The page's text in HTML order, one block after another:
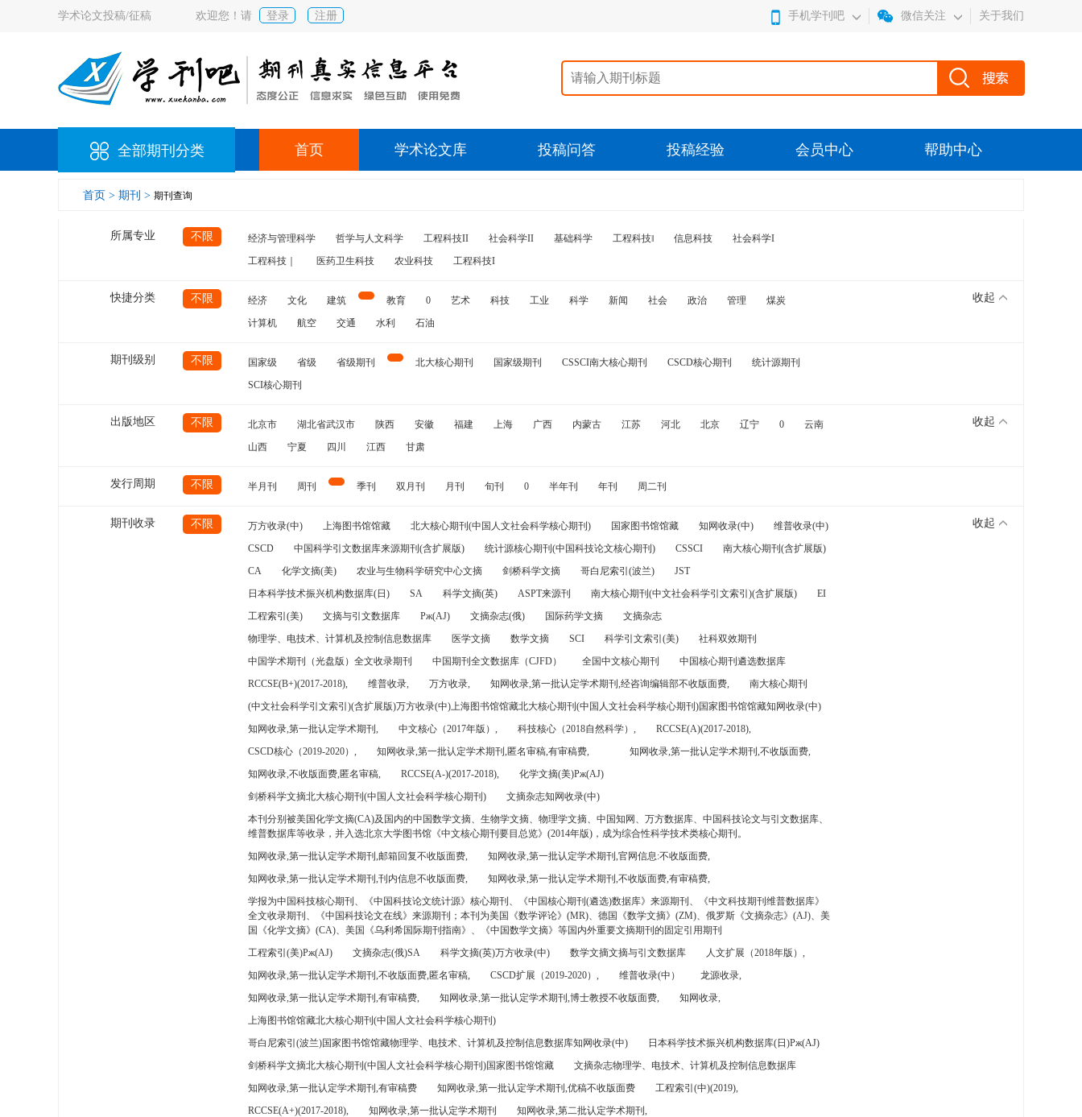
学术论文投稿/征稿 欢迎您！请 登录 注册 手机学刊吧 微信关注 关于我们
全部期刊分类 首页 学术论文库 投稿问答 投稿经验 会员中心 帮助中心
首页 > 期刊 > 期刊查询
所属专业 不限 经济与管理科学 哲学与人文科学 工程科技II 社会科学II 基础科学 工程科技‖ 信息科技
社会科学I
工程科技｜
医药卫生科技 农业科技 工程科技I
快捷分类 不限 经济 文化 建筑 教育 0 艺术 科技 工业 科学 新闻 社会 政治 管理
煤炭
计算机
航空 交通 水利 石油
收起
期刊级别 不限 国家级 省级 省级期刊 北大核心期刊 国家级期刊 CSSCI南大核心期刊 CSCD核心期刊
统计源期刊
SCI核心期刊
出版地区 不限 北京市 湖北省武汉市 陕西 安徽 福建 上海 广西 内蒙古 江苏 河北 北京 辽宁 0
云南
山西
宁夏 四川 江西 甘肃
收起
发行周期 不限 半月刊 周刊 季刊 双月刊 月刊 旬刊 0 半年刊 年刊 周二刊
期刊收录 不限 万方收录(中) 上海图书馆馆藏 北大核心期刊(中国人文社会科学核心期刊) 国家图书馆馆藏 知网收录(中)
维普收录(中)
CSCD
中国科学引文数据库来源期刊(含扩展版) 统计源核心期刊(中国科技论文核心期刊) CSSCI
南大核心期刊(含扩展版)
CA
化学文摘(美) 农业与生物科学研究中心文摘 剑桥科学文摘 哥白尼索引(波兰)
JST
日本科学技术振兴机构数据库(日)
SA 科学文摘(英) ASPT来源刊 南大核心期刊(中文社会科学引文索引)(含扩展版)
EI
工程索引(美)
文摘与引文数据库 Pж(AJ) 文摘杂志(俄) 国际药学文摘
文摘杂志
物理学、电技术、计算机及控制信息数据库
医学文摘 数学文摘 SCI 科学引文索引(美)
社科双效期刊
中国学术期刊（光盘版）全文收录期刊
中国期刊全文数据库（CJFD） 全国中文核心期刊
中国核心期刊遴选数据库
RCCSE(B+)(2017-2018),
维普收录, 万方收录, 知网收录,第一批认定学术期刊,经咨询编辑部不收版面费,
南大核心期刊
(中文社会科学引文索引)(含扩展版)万方收录(中)上海图书馆馆藏北大核心期刊(中国人文社会科学核心期刊)国家图书馆馆藏知网收录(中)
知网收录,第一批认定学术期刊,
中文核心（2017年版）, 科技核心（2018自然科学）,
RCCSE(A)(2017-2018),
CSCD核心（2019-2020）,
知网收录,第一批认定学术期刊,匿名审稿,有审稿费,
知网收录,第一批认定学术期刊,不收版面费,
知网收录,不收版面费,匿名审稿,
RCCSE(A-)(2017-2018),
化学文摘(美)Pж(AJ)
剑桥科学文摘北大核心期刊(中国人文社会科学核心期刊)
文摘杂志知网收录(中)
本刊分别被美国化学文摘(CA)及国内的中国数学文摘、生物学文摘、物理学文摘、中国知网、万方数据库、中国科技论文与引文数据库、
维普数据库等收录，并入选北京大学图书馆《中文核心期刊要目总览》(2014年版)，成为综合性科学技术类核心期刊。
知网收录,第一批认定学术期刊,邮箱回复不收版面费,
知网收录,第一批认定学术期刊,官网信息:不收版面费,
知网收录,第一批认定学术期刊,刊内信息不收版面费,
知网收录,第一批认定学术期刊,不收版面费,有审稿费,
学报为中国科技核心期刊、《中国科技论文统计源》核心期刊、《中国核心期刊(遴选)数据库》来源期刊、《中文科技期刊维普数据库》
全文收录期刊、《中国科技论文在线》来源期刊；本刊为美国《数学评论》(MR)、德国《数学文摘》(ZM)、俄罗斯《文摘杂志》(AJ)、美
国《化学文摘》(CA)、美国《乌利希国际期刊指南》、《中国数学文摘》等国内外重要文摘期刊的固定引用期刊
工程索引(美)Pж(AJ)
文摘杂志(俄)SA 科学文摘(英)万方收录(中) 数学文摘文摘与引文数据库
人文扩展（2018年版）,
知网收录,第一批认定学术期刊,不收版面费,匿名审稿,
CSCD扩展（2019-2020）, 维普收录(中）
龙源收录,
知网收录,第一批认定学术期刊,有审稿费,
知网收录,第一批认定学术期刊,博士教授不收版面费,
知网收录,
上海图书馆馆藏北大核心期刊(中国人文社会科学核心期刊)
哥白尼索引(波兰)国家图书馆馆藏物理学、电技术、计算机及控制信息数据库知网收录(中)
日本科学技术振兴机构数据库(日)Pж(AJ)
剑桥科学文摘北大核心期刊(中国人文社会科学核心期刊)国家图书馆馆藏
文摘杂志物理学、电技术、计算机及控制信息数据库
知网收录,第一批认定学术期刊,有审稿费
知网收录,第一批认定学术期刊,优稿不收版面费
工程索引(中)(2019),
RCCSE(A+)(2017-2018),
知网收录,第一批认定学术期刊
知网收录,第二批认定学术期刊,
收起